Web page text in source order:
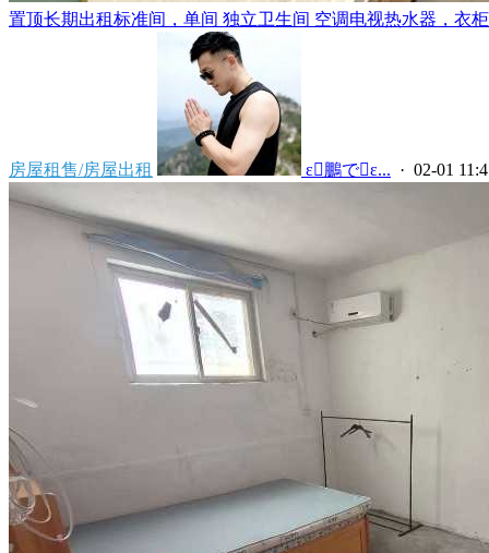
置顶长期出租标准间，单间 独立卫生间 空调电视热水器，衣
房屋租售/房屋出租  ε鵬でε... · 02-01